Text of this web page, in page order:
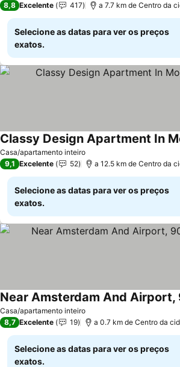
8,8 Excelente 417 a 7.7 km de Centro da
Selecione as datas para ver os preços
exatos.
Casa/apartamento inteiro
Classy Design Apartment In
9,1 Excelente 52 a 12.5 km de Centro da
Selecione as datas para ver os preços
exatos.
Casa/apartamento inteiro
8,7 Excelente 19 a 0.7 km de Centro da
Selecione as datas para ver os preços
exatos.